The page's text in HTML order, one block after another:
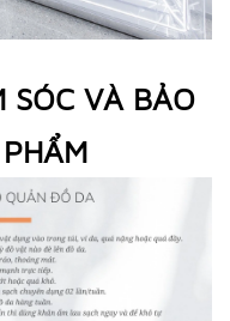
SÓC VÀ BẢO